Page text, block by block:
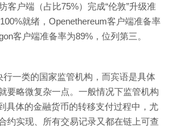
客户端（占比75%）完成“伦敦”升级准
就绪，Openethereum客户端准备率
客户端准备率为89%，位列第三。
行一类的国家监管机构，而宾语是具体
要略微复杂一点。一般情况下监管机构
具体的金融货币的转移支付过程中，尤
约实现、所有交易记录又都在链上可查